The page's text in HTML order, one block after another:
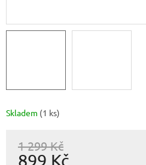
1 299 Kč
899 Kč
Skladem (1 ks)